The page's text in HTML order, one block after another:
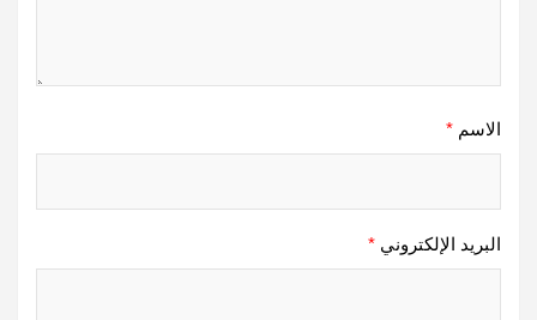
الاسم *
البريد الإلكتروني *